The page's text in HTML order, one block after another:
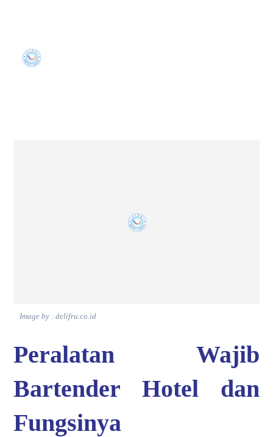
Image by : delifru.co.id
Peralatan Wajib
Bartender Hotel dan
Fungsinya